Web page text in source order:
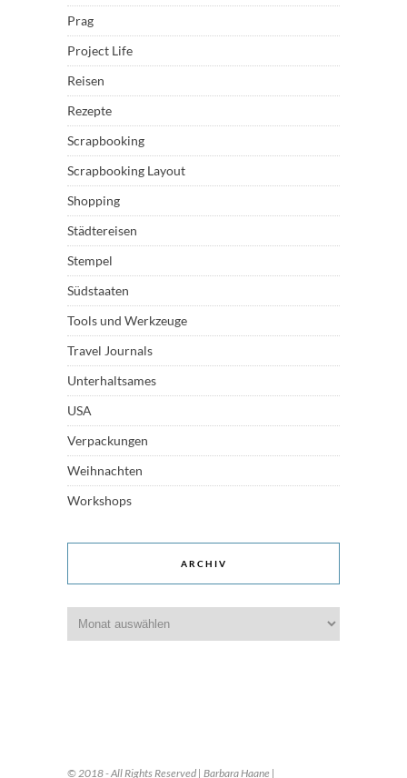
Prag
Project Life
Reisen
Rezepte
Scrapbooking
Scrapbooking Layout
Shopping
Städtereisen
Stempel
Südstaaten
Tools und Werkzeuge
Travel Journals
Unterhaltsames
USA
Verpackungen
Weihnachten
Workshops
ARCHIV
© 2018 - All Rights Reserved | Barbara Haane |